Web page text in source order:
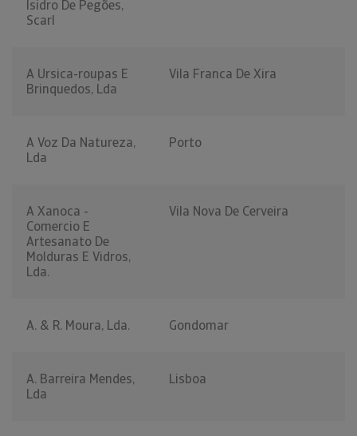
Isidro De Pegões,
Scarl
A Ursica-roupas E
Brinquedos, Lda
Vila Franca De Xira
A Voz Da Natureza,
Lda
Porto
A Xanoca -
Comercio E
Artesanato De
Molduras E Vidros,
Lda.
Vila Nova De Cerveira
A. & R. Moura, Lda. Gondomar
A. Barreira Mendes,
Lda
Lisboa